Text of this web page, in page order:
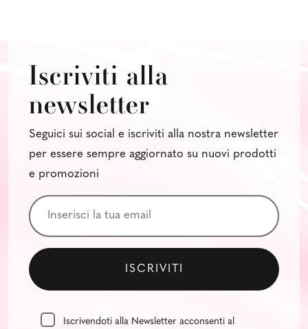
Iscriviti alla
newsletter
Seguici sui social e iscriviti alla nostra newsletter
per essere sempre aggiornato su nuovi prodotti
e promozioni
Iscrivendoti alla Newsletter acconsenti al